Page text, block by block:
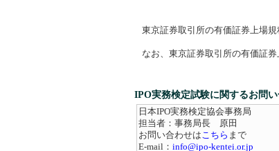
東京証券取引所の有価証券上場規
なお、東京証券取引所の有価証
IPO実務検定試験に関するお問
日本IPO実務検定協会事務局
担当者：事務局長 原田
お問い合わせはこちら まで
E-mail： info@ipo-kentei.or.jp